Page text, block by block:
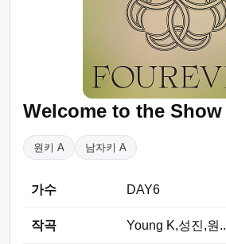
Welcome to the Show
원키 A 남자키 A
가수 DAY6
작곡 Young K,성진,원..